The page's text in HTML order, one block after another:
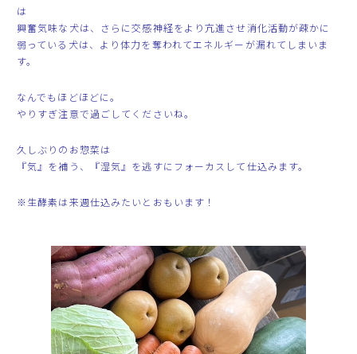
は
興奮気味な犬は、さらに交感神経をより亢進させ消化活動が疎かに
弱っている犬は、より体力を奪われてエネルギーが漏れてしまいま
す。
なんでもほどほどに。
やりすぎ注意で過ごしてくださいね。
久しぶりのお惣菜は
『気』を補う、『湿気』を逃すにフォーカスして仕込みます。
※生酵素は来週仕込みたいとおもいます！